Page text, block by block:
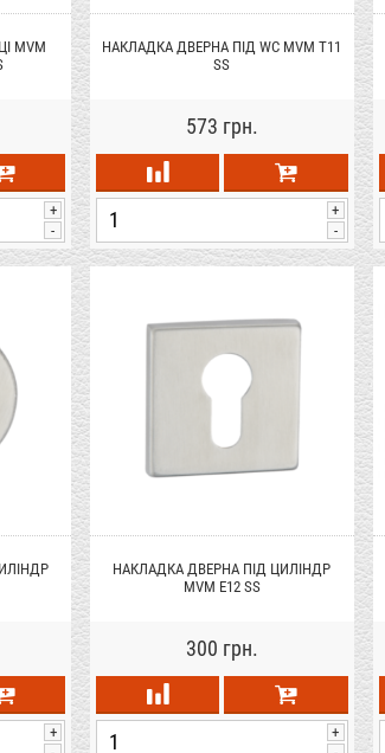
MVM
-
+
НАКЛАДКА ДВЕРНА ПІД WC MVM T11
SS
573 грн.
-
+
+
НАКЛАДКА ДВЕРНА ПІД ЦИЛІНДР
MVM E12 SS
300 грн.
+